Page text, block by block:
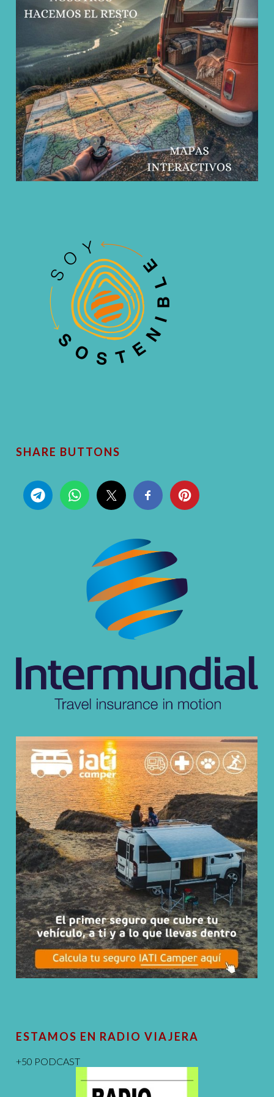
SHARE BUTTONS
ESTAMOS EN RADIO VIAJERA
+50 PODCAST